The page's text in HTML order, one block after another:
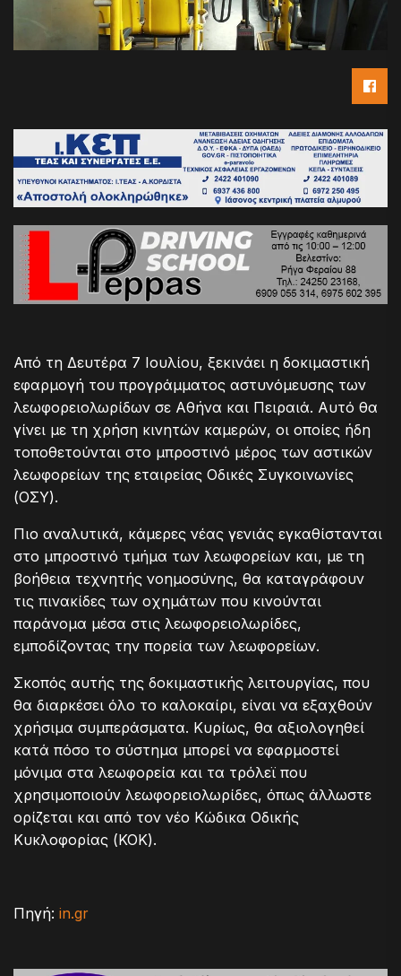
Από τη Δευτέρα 7 Ιουλίου, ξεκινάει η δοκιμαστική
εφαρμογή του προγράμματος αστυνόμευσης των
λεωφορειολωρίδων σε Αθήνα και Πειραιά. Αυτό θα
γίνει με τη χρήση κινητών καμερών, οι οποίες ήδη
τοποθετούνται στο μπροστινό μέρος των αστικών
λεωφορείων της εταιρείας Οδικές Συγκοινωνίες
(ΟΣΥ).
Πιο αναλυτικά, κάμερες νέας γενιάς εγκαθίστανται
στο μπροστινό τμήμα των λεωφορείων και, με τη
βοήθεια τεχνητής νοημοσύνης, θα καταγράφουν
τις πινακίδες των οχημάτων που κινούνται
παράνομα μέσα στις λεωφορειολωρίδες,
εμποδίζοντας την πορεία των λεωφορείων.
Σκοπός αυτής της δοκιμαστικής λειτουργίας, που
θα διαρκέσει όλο το καλοκαίρι, είναι να εξαχθούν
χρήσιμα συμπεράσματα. Κυρίως, θα αξιολογηθεί
κατά πόσο το σύστημα μπορεί να εφαρμοστεί
μόνιμα στα λεωφορεία και τα τρόλεϊ που
χρησιμοποιούν λεωφορειολωρίδες, όπως άλλωστε
ορίζεται και από τον νέο Κώδικα Οδικής
Κυκλοφορίας (ΚΟΚ).
Πηγή: in.gr